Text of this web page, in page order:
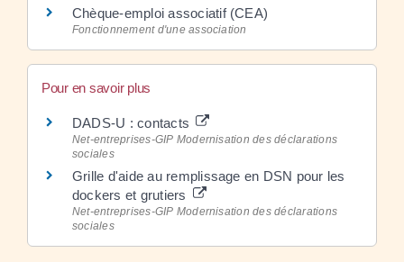
Chèque-emploi associatif (CEA)
Fonctionnement d'une association
Pour en savoir plus
DADS-U : contacts
Net-entreprises-GIP Modernisation des déclarations
sociales
Grille d'aide au remplissage en DSN pour les
dockers et grutiers
Net-entreprises-GIP Modernisation des déclarations
sociales